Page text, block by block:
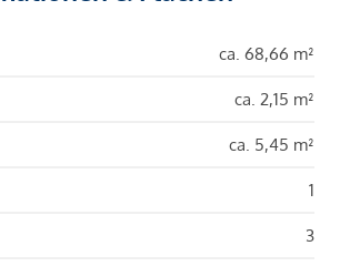
ca. 68,66 m²
ca. 2,15 m²
ca. 5,45 m²
1
3